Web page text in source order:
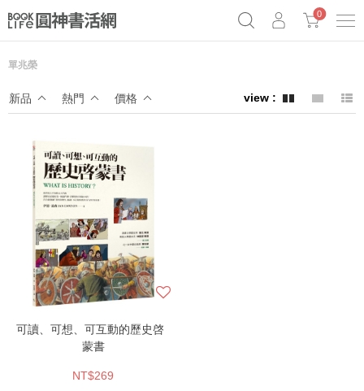
Netflix話題章魚小說！
0
單兆榮
新品 熱門 價格
可讀、可想、可互動的歷史啓
蒙書
NT$269